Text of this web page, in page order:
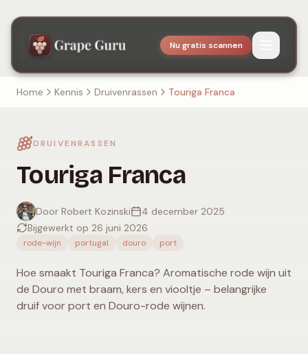
Nu gratis scannen
Home Kennis Druivenrassen Touriga Franca
DRUIVENRASSEN
Touriga Franca
Door Robert Kozinski
4 december 2025
Bijgewerkt op 26 juni 2026
rode-wijn portugal douro port
Hoe smaakt Touriga Franca? Aromatische rode wijn uit
de Douro met braam, kers en viooltje – belangrijke
druif voor port en Douro-rode wijnen.